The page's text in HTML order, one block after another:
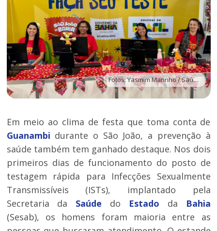
Fotos: Yasmim Marinho / SaúdeGovBA
Em meio ao clima de festa que toma conta de
Guanambi durante o São João, a prevenção à
saúde também tem ganhado destaque. Nos dois
primeiros dias de funcionamento do posto de
testagem rápida para Infecções Sexualmente
Transmissíveis (ISTs), implantado pela
Secretaria da Saúde do Estado da
Bahia
(Sesab), os homens foram maioria entre as